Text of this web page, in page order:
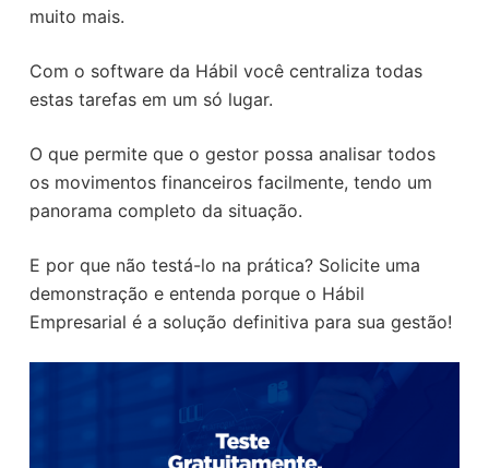
muito mais.
Com o software da Hábil você centraliza todas
estas tarefas em um só lugar.
O que permite que o gestor possa analisar todos
os movimentos financeiros facilmente, tendo um
panorama completo da situação.
E por que não testá-lo na prática? Solicite uma
demonstração e entenda porque o Hábil
Empresarial é a solução definitiva para sua gestão!